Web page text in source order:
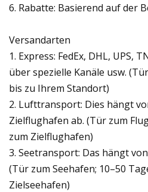
6. Rabatte: Basierend auf der
Versandarten
1. Express: FedEx, DHL, UPS,
über spezielle Kanäle usw.
bis zu Ihrem Standort)
2. Lufttransport: Dies hängt
Zielflughafen ab. (Tür zum
zum Zielflughafen)
3. Seetransport: Das hängt
(Tür zum Seehafen; 10–50
Zielseehafen)